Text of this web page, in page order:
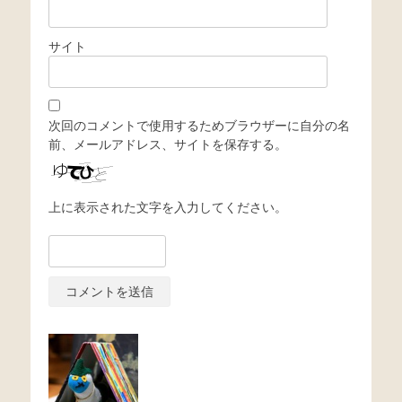
サイト
次回のコメントで使用するためブラウザーに自分の名
前、メールアドレス、サイトを保存する。
上に表示された文字を入力してください。